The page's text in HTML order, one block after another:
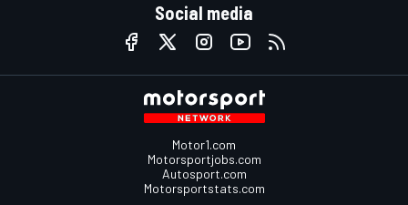
Social media
Motor1.com
Motorsportjobs.com
Autosport.com
Motorsportstats.com